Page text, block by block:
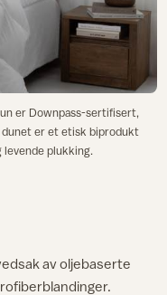
er Downpass-sertifisert,
er et etisk biprodukt
plukking.
av oljebaserte